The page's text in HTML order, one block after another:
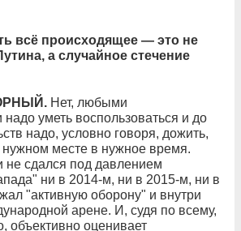
всё происходящее — это не
а случайное стечение
Нет, любыми
надо уметь воспользоваться и до
надо, условно говоря, дожить,
нужном месте в нужное время.
не сдался под давлением
ни в 2014-м, ни в 2015-м, ни в
"активную оборону" и внутри
арене. И, судя по всему,
объективно оценивает